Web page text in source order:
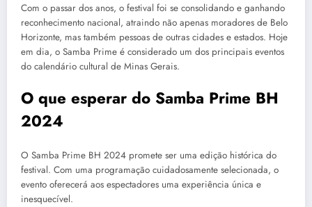
Com o passar dos anos, o festival foi se consolidando e ganhando
reconhecimento nacional, atraindo não apenas moradores de Belo
Horizonte, mas também pessoas de outras cidades e estados. Hoje
em dia, o Samba Prime é considerado um dos principais eventos
do calendário cultural de Minas Gerais.
O que esperar do Samba Prime BH
2024
O Samba Prime BH 2024 promete ser uma edição histórica do
festival. Com uma programação cuidadosamente selecionada, o
evento oferecerá aos espectadores uma experiência única e
inesquecível.